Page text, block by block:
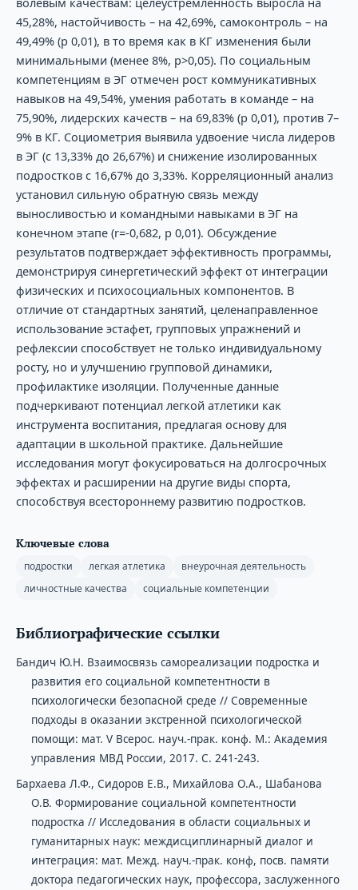
45,28%, настойчивость – на 42,69%, самоконтроль – на
49,49% (p 0,01), в то время как в КГ изменения были
минимальными (менее 8%, p>0,05). По социальным
компетенциям в ЭГ отмечен рост коммуникативных
навыков на 49,54%, умения работать в команде – на
75,90%, лидерских качеств – на 69,83% (p 0,01), против 7–
9% в КГ. Социометрия выявила удвоение числа лидеров
в ЭГ (с 13,33% до 26,67%) и снижение изолированных
подростков с 16,67% до 3,33%. Корреляционный анализ
установил сильную обратную связь между
выносливостью и командными навыками в ЭГ на
конечном этапе (r=-0,682, p 0,01). Обсуждение
результатов подтверждает эффективность программы,
демонстрируя синергетический эффект от интеграции
физических и психосоциальных компонентов. В
отличие от стандартных занятий, целенаправленное
использование эстафет, групповых упражнений и
рефлексии способствует не только индивидуальному
росту, но и улучшению групповой динамики,
профилактике изоляции. Полученные данные
подчеркивают потенциал легкой атлетики как
инструмента воспитания, предлагая основу для
адаптации в школьной практике. Дальнейшие
исследования могут фокусироваться на долгосрочных
эффектах и расширении на другие виды спорта,
способствуя всестороннему развитию подростков.
Ключевые слова
подростки легкая атлетика
внеурочная деятельность
личностные качества
социальные компетенции
Библиографические ссылки
Бандич Ю.Н. Взаимосвязь самореализации подростка и
развития его социальной компетентности в
психологически безопасной среде // Современные
подходы в оказании экстренной психологической
помощи: мат. V Всерос. науч.-прак. конф. М.: Академия
управления МВД России, 2017. С. 241-243.
Бархаева Л.Ф., Сидоров Е.В., Михайлова О.А., Шабанова
О.В. Формирование социальной компетентности
подростка // Исследования в области социальных и
гуманитарных наук: междисциплинарный диалог и
интеграция: мат. Межд. науч.-прак. конф, посв. памяти
доктора педагогических наук, профессора, заслуженного